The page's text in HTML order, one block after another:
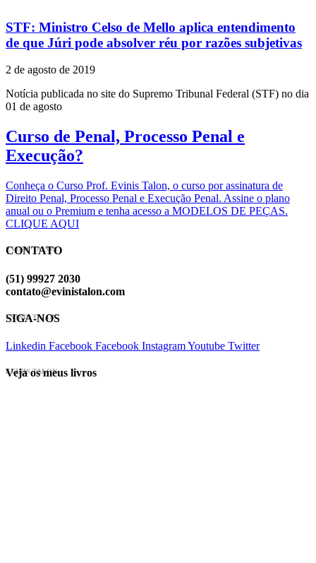
STF: Ministro Celso de Mello aplica entendimento
de que Júri pode absolver réu por razões subjetivas
2 de agosto de 2019
Notícia publicada no site do Supremo Tribunal Federal (STF) no dia
01 de agosto
Curso de Penal, Processo Penal e
Execução?
Conheça o Curso Prof. Evinis Talon, o curso por assinatura de
Direito Penal, Processo Penal e Execução Penal. Assine o plano
anual ou o Premium e tenha acesso a MODELOS DE PEÇAS.
CLIQUE AQUI
EVINIS TALON
CONTATO
(51) 99927 2030
contato@evinistalon.com
EVINIS TALON
SIGA-NOS
Linkedin Facebook Facebook InstagramYoutube Twitter
EVINIS TALON
Veja os meus livros